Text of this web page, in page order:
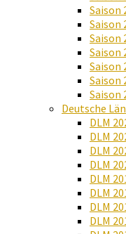
Saison
Saison
Saison
Saison
Saison
Saison
Saison
Deutsche
DLM
DLM
DLM
DLM
DLM
DLM
DLM
DLM